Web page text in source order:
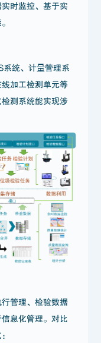
时监控、基于实
系统、计量管理系
加工检测单元等
测系统能实现涉
管理、检验数据
息化管理。对比